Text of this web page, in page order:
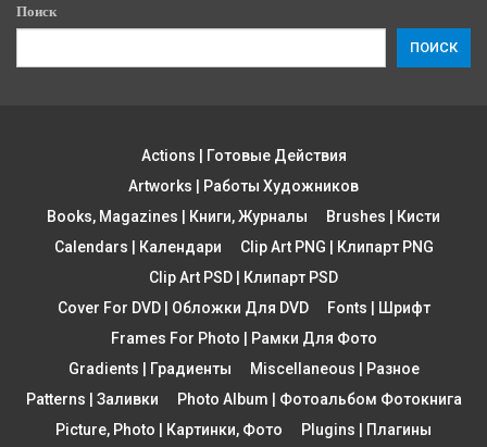
Поиск
ПОИСК
Actions | Готовые Действия
Artworks | Работы Художников
Books, Magazines | Книги, Журналы
Brushes | Кисти
Calendars | Календари
Clip Art PNG | Клипарт PNG
Clip Art PSD | Клипарт PSD
Cover For DVD | Обложки Для DVD
Fonts | Шрифт
Frames For Photo | Рамки Для Фото
Gradients | Градиенты
Miscellaneous | Разное
Patterns | Заливки
Photo Album | Фотоальбом Фотокнига
Picture, Photo | Картинки, Фото
Plugins | Плагины